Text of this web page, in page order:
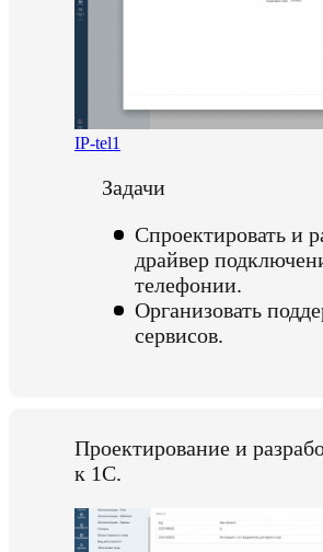
IP-tel1
Задачи
Спроектировать и
драйвер
телефонии.
Организовать
сервисов.
Проектирование и
к 1С.